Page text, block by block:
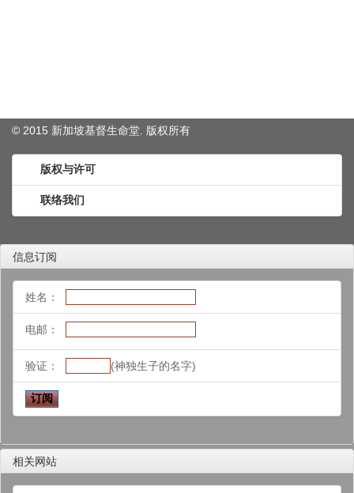
© 2015 新加坡基督生命堂. 版权所有
版权与许可
联络我们
信息订阅
姓名：
电邮：
验证： (神独生子的名字)
相关网站